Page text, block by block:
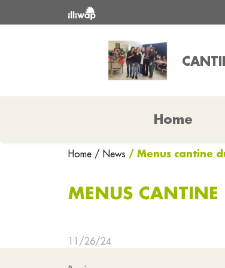
Home
Home / News / Menus cantine
MENUS
11/26/24